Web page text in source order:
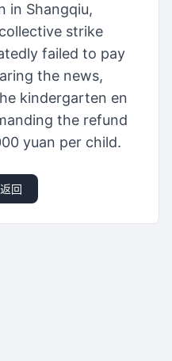
in Shangqiu,
strike
failed to pay
the news,
kindergarten en
the refund
yuan per child.
返回